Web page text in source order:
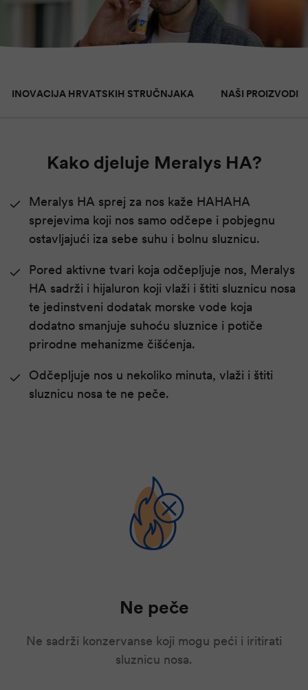
INOVACIJA HRVATSKIH STRUČNJAKA NAŠI PROIZVODI
Kako djeluje Meralys HA?
Meralys HA sprej za nos kaže HAHAHA
sprejevima koji nos samo odčepe i pobjegnu
ostavljajući iza sebe suhu i bolnu sluznicu.
Pored aktivne tvari koja odčepljuje nos, Meralys
HA sadrži i hijaluron koji vlaži i štiti sluznicu nosa
te jedinstveni dodatak morske vode koja
dodatno smanjuje suhoću sluznice i potiče
prirodne mehanizme čišćenja.
Odčepljuje nos u nekoliko minuta, vlaži i štiti
sluznicu nosa te ne peče.
Ne peče
Ne sadrži konzervanse koji mogu peći i iritirati
sluznicu nosa.